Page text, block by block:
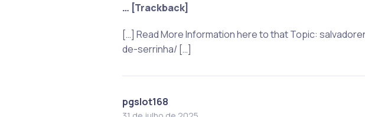
… [Trackback]
[…] Read More Information here to that Topic:
de-serrinha/ […]
pgslot168